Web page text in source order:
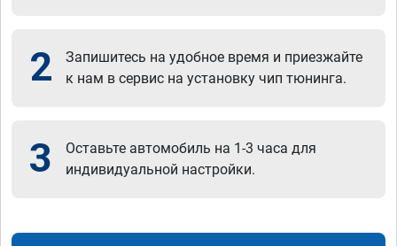
2
Запишитесь на удобное время и приезжайте
к нам в сервис на установку чип тюнинга.
3
Оставьте автомобиль на 1-3 часа для
индивидуальной настройки.